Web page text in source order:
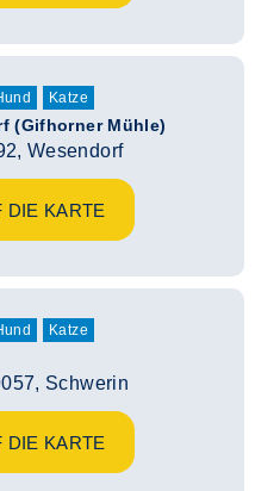
Katze
(Gifhorner Mühle)
Wesendorf
DIE KARTE
Katze
Schwerin
DIE KARTE